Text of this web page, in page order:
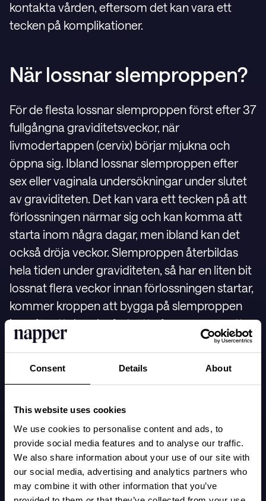
Consent Details About
This website uses cookies
We use cookies to personalise content and ads, to
provide social media features and to analyse our traffic.
We also share information about your use of our site with
our social media, advertising and analytics partners who
may combine it with other information that you’ve
kontakta vården, eftersom det kan vara ett
tecken på komplikationer.
När lossnar slemproppen?
För de flesta lossnar slemproppen först efter 37
fullgångna graviditetsveckor, när
livmodertappen (cervix) börjar mjukna och
öppna sig. Ibland lossnar slemproppen efter
sex eller vaginala undersökningar under slutet
av graviditeten. Det kan vara ett tecken på att
förlossningen närmar sig och kan komma att
starta inom några dagar, men ibland kan det
också dröja veckor. Slemproppen återbildas
hela tiden under graviditeten, så har en liten bit
lossnat flera veckor innan förlossningen startar,
kommer kroppen att bygga på slemproppen
igen för att den ska fortsätta fungera som ett
skydd. Ibland avgår inte slemproppen förrän
Hur lång tid efter
slemproppen gått startar
förlossningen?